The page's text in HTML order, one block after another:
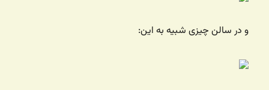
و در سالن چیزی شبیه به این: